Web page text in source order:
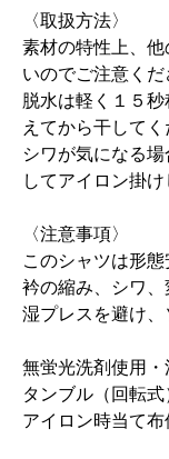
〈取扱方法〉
素材の特性上、
いのでご注意くだ
脱水は軽く１５
えてから干してく
シワが気になる
してアイロン掛け
〈注意事項〉
このシャツは形態
衿の縮み、シワ
湿プレスを避け、
無蛍光洗剤使用・
タンブル（回転式
アイロン時当て布